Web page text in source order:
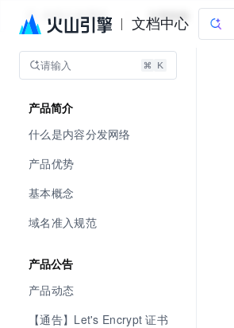
文档中心
内容分发网络 文档指南
请输入
产品简介
什么是内容分发网络
产品优势
基本概念
域名准入规范
产品公告
产品动态
【通告】Let's Encrypt 证书